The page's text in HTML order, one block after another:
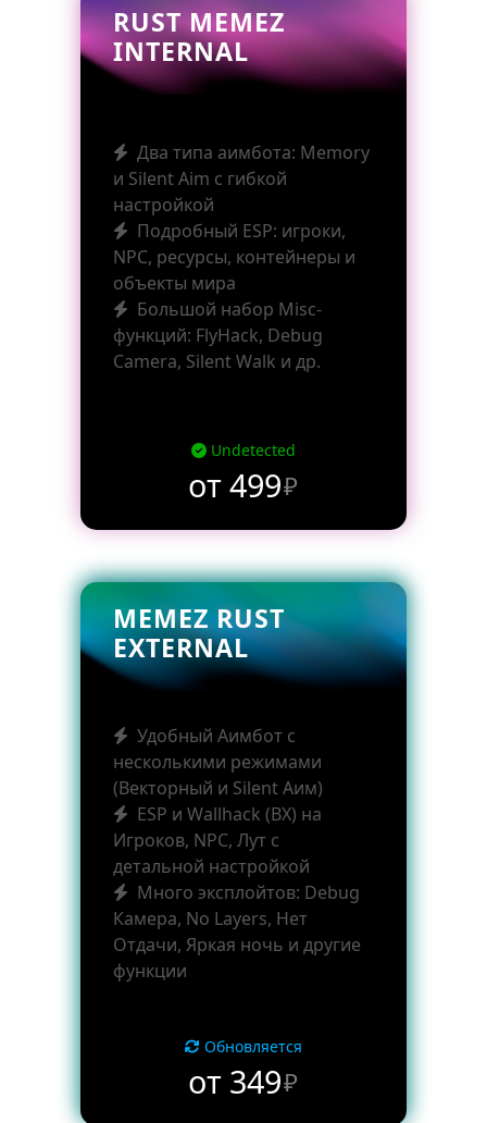
RUST MEMEZ
INTERNAL
Два типа аимбота: Memory
и Silent Aim с гибкой
настройкой
Подробный ESP: игроки,
NPC, ресурсы, контейнеры и
объекты мира
Большой набор Misc-
функций: FlyHack, Debug
Camera, Silent Walk и др.
Undetected
от 499₽
MEMEZ RUST
EXTERNAL
Удобный Аимбот с
несколькими режимами
(Векторный и Silent Аим)
ESP и Wallhack (ВХ) на
Игроков, NPC, Лут с
детальной настройкой
Много эксплойтов: Debug
Камера, No Layers, Нет
Отдачи, Яркая ночь и другие
функции
Обновляется
от 349₽